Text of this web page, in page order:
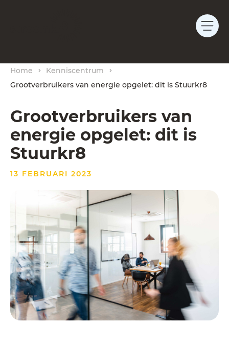
Home
Kenniscentrum
Grootverbruikers van energie opgelet: dit is Stuurkr8
Grootverbruikers van
energie opgelet: dit is
Stuurkr8
13 FEBRUARI 2023